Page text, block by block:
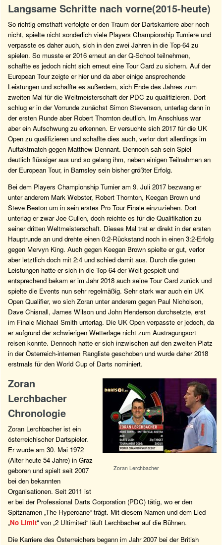
Langsame Schritte nach vorne(2015-heute)
So richtig ernsthaft verfolgte er den Traum der Dartskarriere aber noch
nicht, spielte nicht sonderlich viele Players Championship Turniere und
verpasste es daher auch, sich in den zwei Jahren in die Top-64 zu
spielen. So musste er 2016 erneut an der Q-School teilnehmen,
schaffte es jedoch nicht sich erneut eine Tour Card zu sichern. Auf der
European Tour zeigte er hier und da aber einige ansprechende
Leistungen und schaffte es außerdem, sich Ende des Jahres zum
zweiten Mal für die Weltmeisterschaft der PDC zu qualifizieren. Dort
schlug er in der Vorrunde zunächst Simon Stevenson, unterlag dann in
der ersten Runde aber Robert Thornton deutlich. Im Anschluss war
aber ein Aufschwung zu erkennen. Er versuchte sich 2017 für die UK
Open zu qualifizieren und schaffte dies auch, verlor dort allerdings im
Auftaktmatch gegen Matthew Dennant. Dennoch sah sein Spiel
deutlich flüssiger aus und so gelang ihm, neben einigen Teilnahmen an
der European Tour, in Barnsley sein bisher größter Erfolg.
Bei dem Players Championship Turnier am 9. Juli 2017 bezwang er
unter anderem Mark Webster, Robert Thornton, Keegan Brown und
Steve Beaton um in sein erstes Pro Tour Finale einzuziehen. Dort
unterlag er zwar Joe Cullen, doch reichte es für die Qualifikation zu
seiner dritten Weltmeisterschaft. Dieses Mal trat er direkt in der ersten
Hauptrunde an und drehte einen 0:2-Rückstand noch in einen 3:2-Erfolg
gegen Mervyn King. Auch gegen Keegan Brown spielte er gut, verlor
aber letztlich doch mit 2:4 und schied damit aus. Durch die guten
Leistungen hatte er sich in die Top-64 der Welt gespielt und
entsprechend bekam er im Jahr 2018 auch seine Tour Card zurück und
spielte die Events nun sehr regelmäßig. Sehr stark war auch ein UK
Open Qualifier, wo sich Zoran unter anderem gegen Paul Nicholson,
Dave Chisnall, James Wilson und John Henderson durchsetzte, erst
im Finale Michael Smith unterlag. Die UK Open verpasste er jedoch, da
er aufgrund der schwierigen Wetterlage nicht zum Austragungsort
reisen konnte. Dennoch hatte er sich inzwischen auf den zweiten Platz
in der Österreich-internen Rangliste geschoben und wurde daher 2018
erstmals für den World Cup of Darts nominiert.
Zoran Lerchbacher
Zoran
Lerchbacher
Chronologie
Zoran Lerchbacher ist ein
österreichischer Dartspieler.
Er wurde am 30. Mai 1972
(Alter heute 54 Jahre) in Graz
geboren und spielt seit 2007
bei den bekannten
Organisationen. Seit 2011 ist
er bei der Professional Darts Corporation (PDC) tätig, wo er den
Spitznamen „The Hypercane“ trägt. Mit diesem Namen und dem Lied
„No Limit“ von „2 Ultimited“ läuft Lerchbacher auf die Bühnen.
Die Karriere des Österreichers begann im Jahr 2007 bei der British